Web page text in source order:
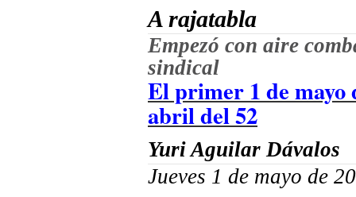
A rajatabla
Empezó con aire
sindical
El primer 1 de mayo
abril del 52
Yuri Aguilar Dávalos
Jueves 1 de mayo de